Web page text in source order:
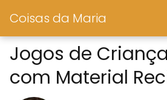
Coisas da Maria
Jogos de
com Material